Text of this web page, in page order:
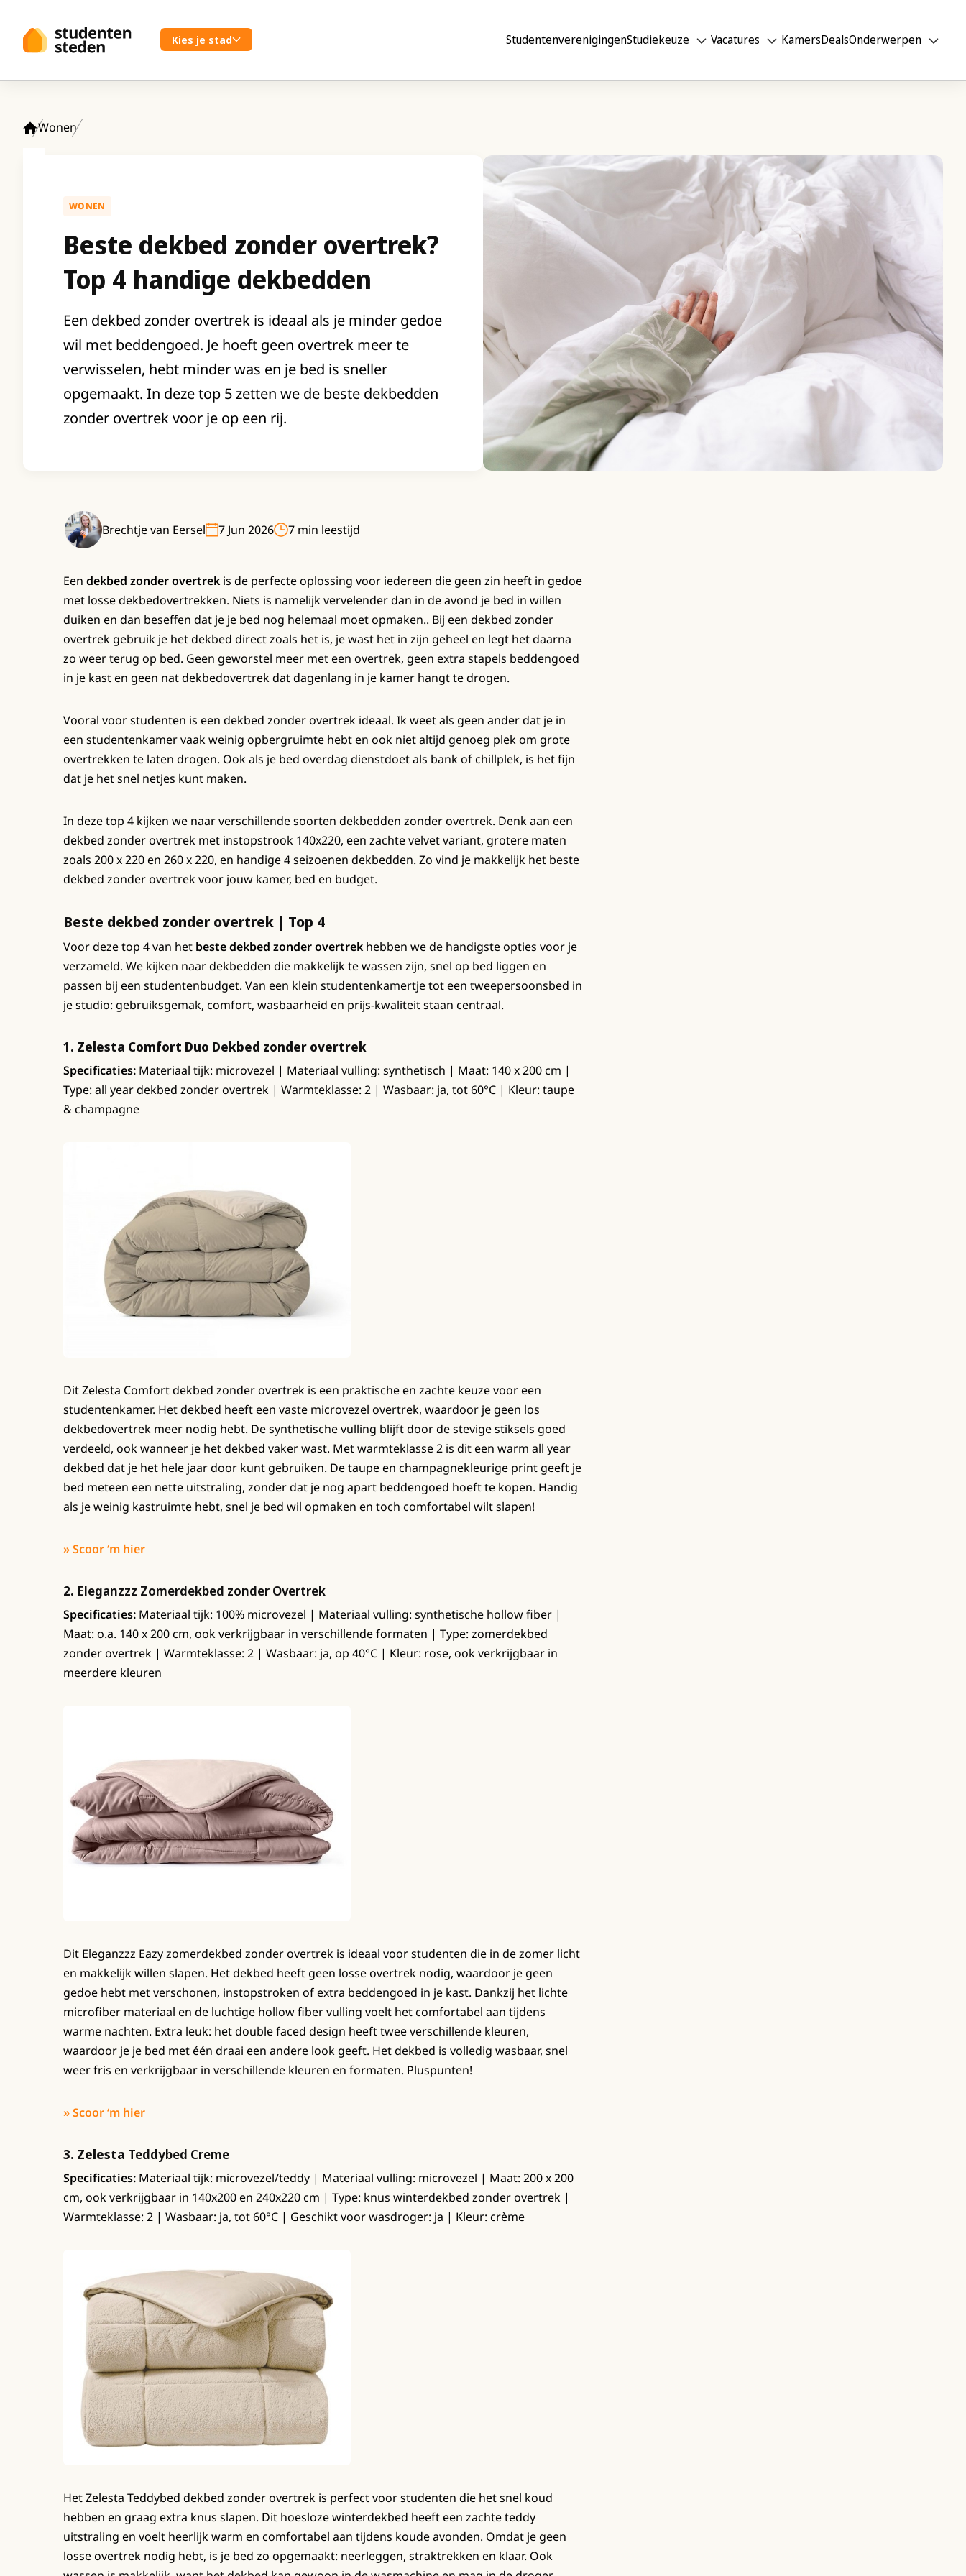
Kies je stad StudentenverenigingenStudiekeuze Vacatures KamersDealsOnderwerpen
Wonen
WONEN
Beste dekbed zonder overtrek?
Top 4 handige dekbedden
Een dekbed zonder overtrek is ideaal als je minder gedoe
wil met beddengoed. Je hoeft geen overtrek meer te
verwisselen, hebt minder was en je bed is sneller
opgemaakt. In deze top 5 zetten we de beste dekbedden
zonder overtrek voor je op een rij.
Brechtje van Eersel 7 Jun 2026 7 min leestijd
Een dekbed zonder overtrek is de perfecte oplossing voor iedereen die geen zin heeft in gedoe
met losse dekbedovertrekken. Niets is namelijk vervelender dan in de avond je bed in willen
duiken en dan beseffen dat je je bed nog helemaal moet opmaken.. Bij een dekbed zonder
overtrek gebruik je het dekbed direct zoals het is, je wast het in zijn geheel en legt het daarna
zo weer terug op bed. Geen geworstel meer met een overtrek, geen extra stapels beddengoed
in je kast en geen nat dekbedovertrek dat dagenlang in je kamer hangt te drogen.
Vooral voor studenten is een dekbed zonder overtrek ideaal. Ik weet als geen ander dat je in
een studentenkamer vaak weinig opbergruimte hebt en ook niet altijd genoeg plek om grote
overtrekken te laten drogen. Ook als je bed overdag dienstdoet als bank of chillplek, is het fijn
dat je het snel netjes kunt maken.
In deze top 4 kijken we naar verschillende soorten dekbedden zonder overtrek. Denk aan een
dekbed zonder overtrek met instopstrook 140x220, een zachte velvet variant, grotere maten
zoals 200 x 220 en 260 x 220, en handige 4 seizoenen dekbedden. Zo vind je makkelijk het beste
dekbed zonder overtrek voor jouw kamer, bed en budget.
Beste dekbed zonder overtrek | Top 4
Voor deze top 4 van het beste dekbed zonder overtrek hebben we de handigste opties voor je
verzameld. We kijken naar dekbedden die makkelijk te wassen zijn, snel op bed liggen en
passen bij een studentenbudget. Van een klein studentenkamertje tot een tweepersoonsbed in
je studio: gebruiksgemak, comfort, wasbaarheid en prijs-kwaliteit staan centraal.
1. Zelesta Comfort Duo Dekbed zonder overtrek
Specificaties: Materiaal tijk: microvezel | Materiaal vulling: synthetisch | Maat: 140 x 200 cm |
Type: all year dekbed zonder overtrek | Warmteklasse: 2 | Wasbaar: ja, tot 60°C | Kleur: taupe
& champagne
Dit Zelesta Comfort dekbed zonder overtrek is een praktische en zachte keuze voor een
studentenkamer. Het dekbed heeft een vaste microvezel overtrek, waardoor je geen los
dekbedovertrek meer nodig hebt. De synthetische vulling blijft door de stevige stiksels goed
verdeeld, ook wanneer je het dekbed vaker wast. Met warmteklasse 2 is dit een warm all year
dekbed dat je het hele jaar door kunt gebruiken. De taupe en champagnekleurige print geeft je
bed meteen een nette uitstraling, zonder dat je nog apart beddengoed hoeft te kopen. Handig
als je weinig kastruimte hebt, snel je bed wil opmaken en toch comfortabel wilt slapen!
» Scoor ‘m hier
2. Eleganzzz Zomerdekbed zonder Overtrek
Specificaties: Materiaal tijk: 100% microvezel | Materiaal vulling: synthetische hollow fiber |
Maat: o.a. 140 x 200 cm, ook verkrijgbaar in verschillende formaten | Type: zomerdekbed
zonder overtrek | Warmteklasse: 2 | Wasbaar: ja, op 40°C | Kleur: rose, ook verkrijgbaar in
meerdere kleuren
Dit Eleganzzz Eazy zomerdekbed zonder overtrek is ideaal voor studenten die in de zomer licht
en makkelijk willen slapen. Het dekbed heeft geen losse overtrek nodig, waardoor je geen
gedoe hebt met verschonen, instopstroken of extra beddengoed in je kast. Dankzij het lichte
microfiber materiaal en de luchtige hollow fiber vulling voelt het comfortabel aan tijdens
warme nachten. Extra leuk: het double faced design heeft twee verschillende kleuren,
waardoor je je bed met één draai een andere look geeft. Het dekbed is volledig wasbaar, snel
weer fris en verkrijgbaar in verschillende kleuren en formaten. Pluspunten!
» Scoor ‘m hier
3. Zelesta Teddybed Creme
Specificaties: Materiaal tijk: microvezel/teddy | Materiaal vulling: microvezel | Maat: 200 x 200
cm, ook verkrijgbaar in 140x200 en 240x220 cm | Type: knus winterdekbed zonder overtrek |
Warmteklasse: 2 | Wasbaar: ja, tot 60°C | Geschikt voor wasdroger: ja | Kleur: crème
Het Zelesta Teddybed dekbed zonder overtrek is perfect voor studenten die het snel koud
hebben en graag extra knus slapen. Dit hoesloze winterdekbed heeft een zachte teddy
uitstraling en voelt heerlijk warm en comfortabel aan tijdens koude avonden. Omdat je geen
losse overtrek nodig hebt, is je bed zo opgemaakt: neerleggen, straktrekken en klaar. Ook